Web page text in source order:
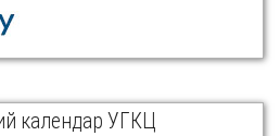
календар УГКЦ